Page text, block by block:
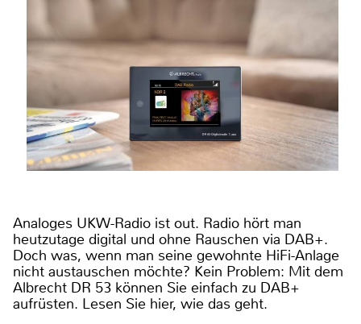
Analoges UKW-Radio ist out. Radio hört man
heutzutage digital und ohne Rauschen via DAB+.
Doch was, wenn man seine gewohnte HiFi-Anlage
nicht austauschen möchte? Kein Problem: Mit dem
Albrecht DR 53 können Sie einfach zu DAB+
aufrüsten. Lesen Sie hier, wie das geht.